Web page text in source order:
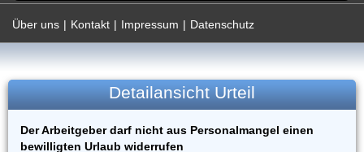
Über uns | Kontakt | Impressum | Datenschutz
Detailansicht Urteil
Der Arbeitgeber darf nicht aus Personalmangel einen
bewilligten Urlaub widerrufen